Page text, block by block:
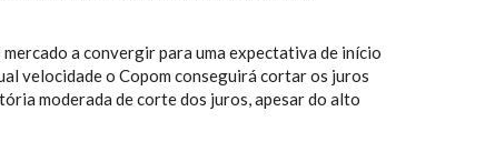
a convergir para uma expectativa de início
velocidade o Copom conseguirá cortar os juros
moderada de corte dos juros, apesar do alto